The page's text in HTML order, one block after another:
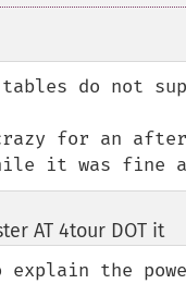
tables do not
for an
it was fine
AT 4tour DOT it¶
explain the